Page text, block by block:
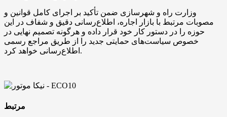
وزارت راه و شهرسازی ضمن تأکید بر اجرای کامل قوانین و
مصوبات مرتبط با بازار اجاره، اطلاع‌رسانی دقیق و شفاف در این
حوزه را در دستور کار خود قرار داده و هرگونه تصمیم نهایی در
خصوص سیاست‌های حمایتی جدید را از طریق مراجع رسمی
اطلاع‌رسانی خواهد کرد.
مرتبط